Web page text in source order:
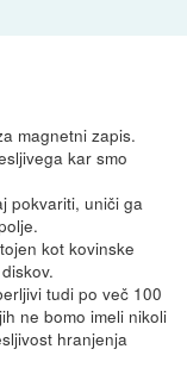
magnetni zapis.
kar smo
pokvariti, uniči ga
kot kovinske
tudi po več 100
ne bomo imeli nikoli
hranjenja